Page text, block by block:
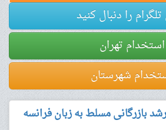
تلگرام را دنبال کنید
استخدام تهران
شهرستان
بازرگانی مسلط به زبان فرانسه